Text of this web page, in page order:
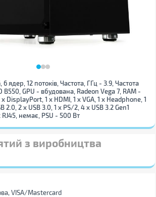
ядер, 12 потоків, Частота, ГГц - 3.9, Частота
B550, GPU - вбудована, Radeon Vega 7, RAM -
x DisplayPort, 1 x HDMI, 1 x VGA, 1 x Нeadphone, 1
2.0, 2 x USB 3.0, 1 x PS/2, 4 x USB 3.2 Gen1
немає, PSU - 500 Вт
з виробництва
VISA/Mastercard